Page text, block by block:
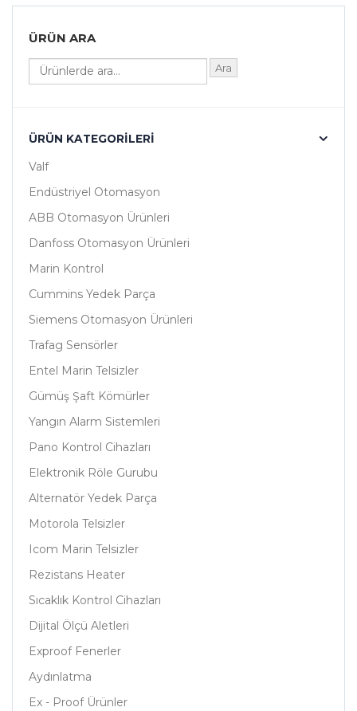
ÜRÜN ARA
Ara
ÜRÜN KATEGORILERI
Valf
Endüstriyel Otomasyon
ABB Otomasyon Ürünleri
Danfoss Otomasyon Ürünleri
Marin Kontrol
Cummins Yedek Parça
Siemens Otomasyon Ürünleri
Trafag Sensörler
Entel Marin Telsizler
Gümüş Şaft Kömürler
Yangın Alarm Sistemleri
Pano Kontrol Cihazları
Elektronik Röle Gurubu
Alternatör Yedek Parça
Motorola Telsizler
Icom Marin Telsizler
Rezistans Heater
Sıcaklık Kontrol Cihazları
Dijital Ölçü Aletleri
Exproof Fenerler
Aydınlatma
Ex - Proof Ürünler